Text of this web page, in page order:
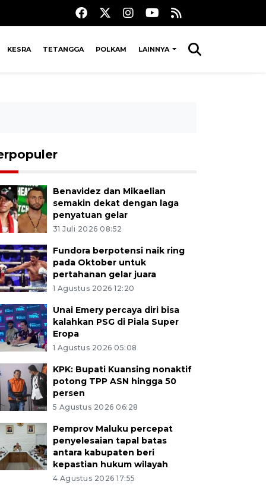
KESRA TETANGGA POLKAM LAINNYA
Benavidez dan Mikaelian
semakin dekat dengan laga
penyatuan gelar
31 Juli 2026 08:52
Fundora berpotensi naik ring
pada Oktober untuk
pertahanan gelar juara
1 Agustus 2026 12:20
Unai Emery percaya diri bisa
kalahkan PSG di Piala Super
Eropa
1 Agustus 2026 05:08
KPK: Bupati Kuansing nonaktif
potong TPP ASN hingga 50
persen
5 Agustus 2026 06:28
Pemprov Maluku percepat
penyelesaian tapal batas
antara kabupaten beri
kepastian hukum wilayah
4 Agustus 2026 17:55